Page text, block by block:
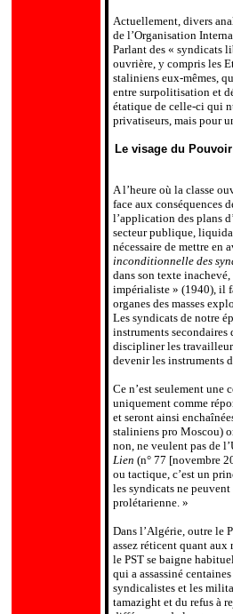
Actuellement, divers
de l’Organisation
Parlant des « syndicats
ouvrière, y compris les
staliniens eux-mêmes,
entre surpolitisation et
étatique de celle-ci qui
privatiseurs, mais pour
Le visage du
A l’heure où la classe
face aux conséquences
l’application des plans
secteur publique,
nécessaire de mettre en
inconditionnelle des
dans son texte
impérialiste » (1940), il
organes des masses
Les syndicats de notre
instruments
discipliner les
devenir les instruments
Ce n’est seulement
uniquement comme
et seront ainsi
staliniens pro Moscou)
non, ne veulent pas de
Lien (n° 77 [novembre
ou tactique, c’est un
les syndicats ne
prolétarienne. »
Dans l’Algérie, outre le
assez réticent quant
le PST se baigne
qui a assassiné
syndicalistes et les
tamazight et du refus à